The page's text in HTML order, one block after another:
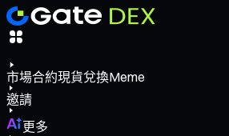
市場合約現貨兌換Meme
邀請
更多